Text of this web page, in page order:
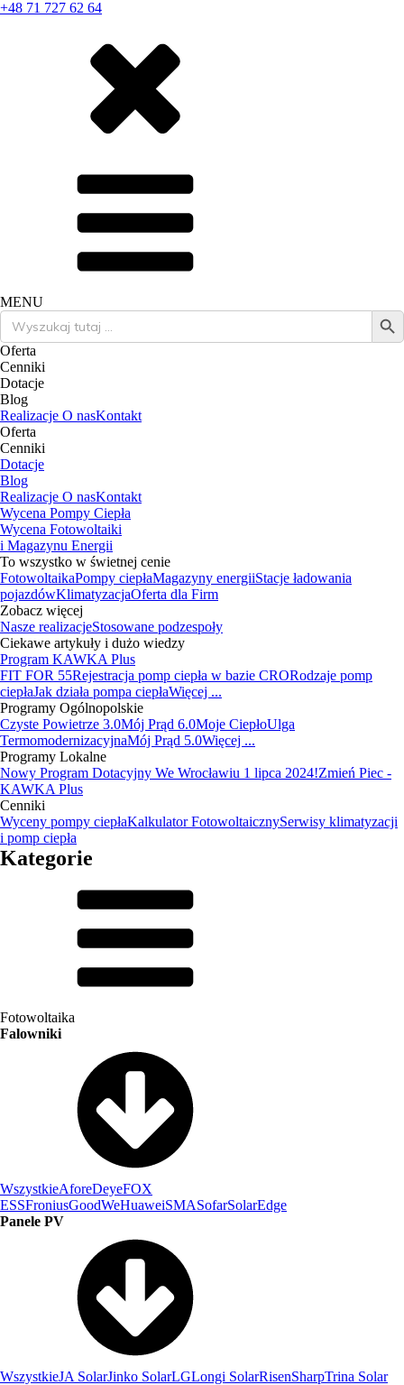
+48 71 727 62 64
MENU
Search
for:
Search Button
Oferta
Cenniki
Dotacje
Blog
Realizacje O nasKontakt
Oferta
Cenniki
Dotacje
Blog
Realizacje O nasKontakt
Wycena Pompy Ciepła
Wycena Fotowoltaiki
i Magazynu Energii
To wszystko w świetnej cenie
FotowoltaikaPompy ciepłaMagazyny energiiStacje ładowania
pojazdówKlimatyzacjaOferta dla Firm
Zobacz więcej
Nasze realizacjeStosowane podzespoły
Ciekawe artykuły i dużo wiedzy
Program KAWKA Plus
FIT FOR 55Rejestracja pomp ciepła w bazie CRORodzaje pomp
ciepłaJak działa pompa ciepłaWięcej ...
Programy Ogólnopolskie
Czyste Powietrze 3.0Mój Prąd 6.0Moje CiepłoUlga
TermomodernizacyjnaMój Prąd 5.0Więcej ...
Programy Lokalne
Nowy Program Dotacyjny We Wrocławiu 1 lipca 2024!Zmień Piec -
KAWKA Plus
Cenniki
Wyceny pompy ciepłaKalkulator FotowoltaicznySerwisy klimatyzacji
i pomp ciepła
Kategorie
Fotowoltaika
Falowniki
WszystkieAforeDeyeFOX
ESSFroniusGoodWeHuaweiSMASofarSolarEdge
Panele PV
WszystkieJA SolarJinko SolarLGLongi SolarRisenSharpTrina Solar